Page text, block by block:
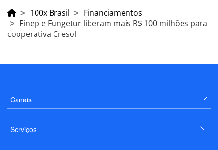
100x Brasil
Financiamentos
Finep e Fungetur liberam mais R$ 100 milhões para
cooperativa Cresol
Canais
Serviços